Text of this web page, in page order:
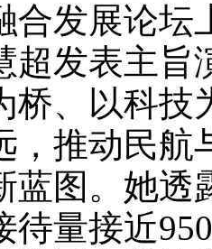
合发展论坛
超发表主旨
桥、以科技
，推动民航
蓝图。她透
待量接近